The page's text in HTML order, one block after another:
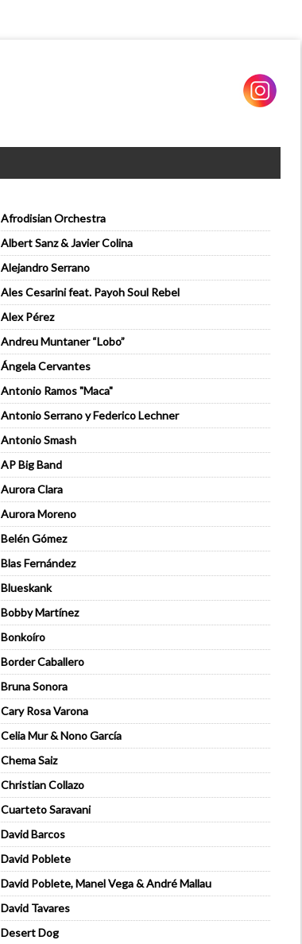
Afrodisian Orchestra
Albert Sanz & Javier Colina
Alejandro Serrano
Ales Cesarini feat. Payoh Soul Rebel
Alex Pérez
Andreu Muntaner “Lobo”
Ángela Cervantes
Antonio Ramos "Maca"
Antonio Serrano y Federico Lechner
Antonio Smash
AP Big Band
Aurora Clara
Aurora Moreno
Belén Gómez
Blas Fernández
Blueskank
Bobby Martínez
Bonkoíro
Border Caballero
Bruna Sonora
Cary Rosa Varona
Celia Mur & Nono García
Chema Saiz
Christian Collazo
Cuarteto Saravani
David Barcos
David Poblete
David Poblete, Manel Vega & André Mallau
David Tavares
Desert Dog